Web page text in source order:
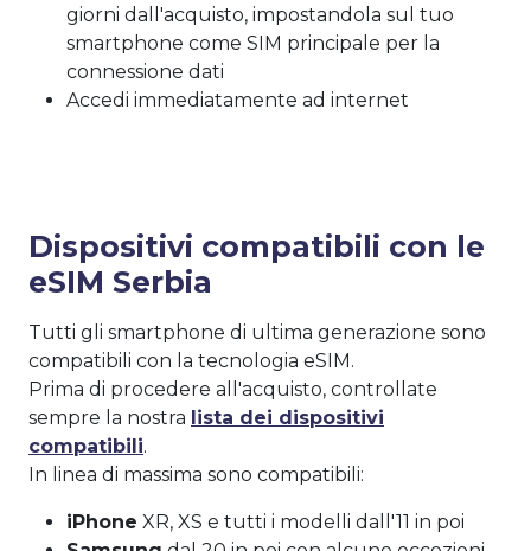
giorni dall'acquisto, impostandola sul tuo
smartphone come SIM principale per la
connessione dati
Accedi immediatamente ad internet
Dispositivi compatibili con le
eSIM Serbia
Tutti gli smartphone di ultima generazione sono
compatibili con la tecnologia eSIM.
Prima di procedere all'acquisto, controllate
sempre la nostra lista dei dispositivi
compatibili.
In linea di massima sono compatibili:
iPhone XR, XS e tutti i modelli dall'11 in poi